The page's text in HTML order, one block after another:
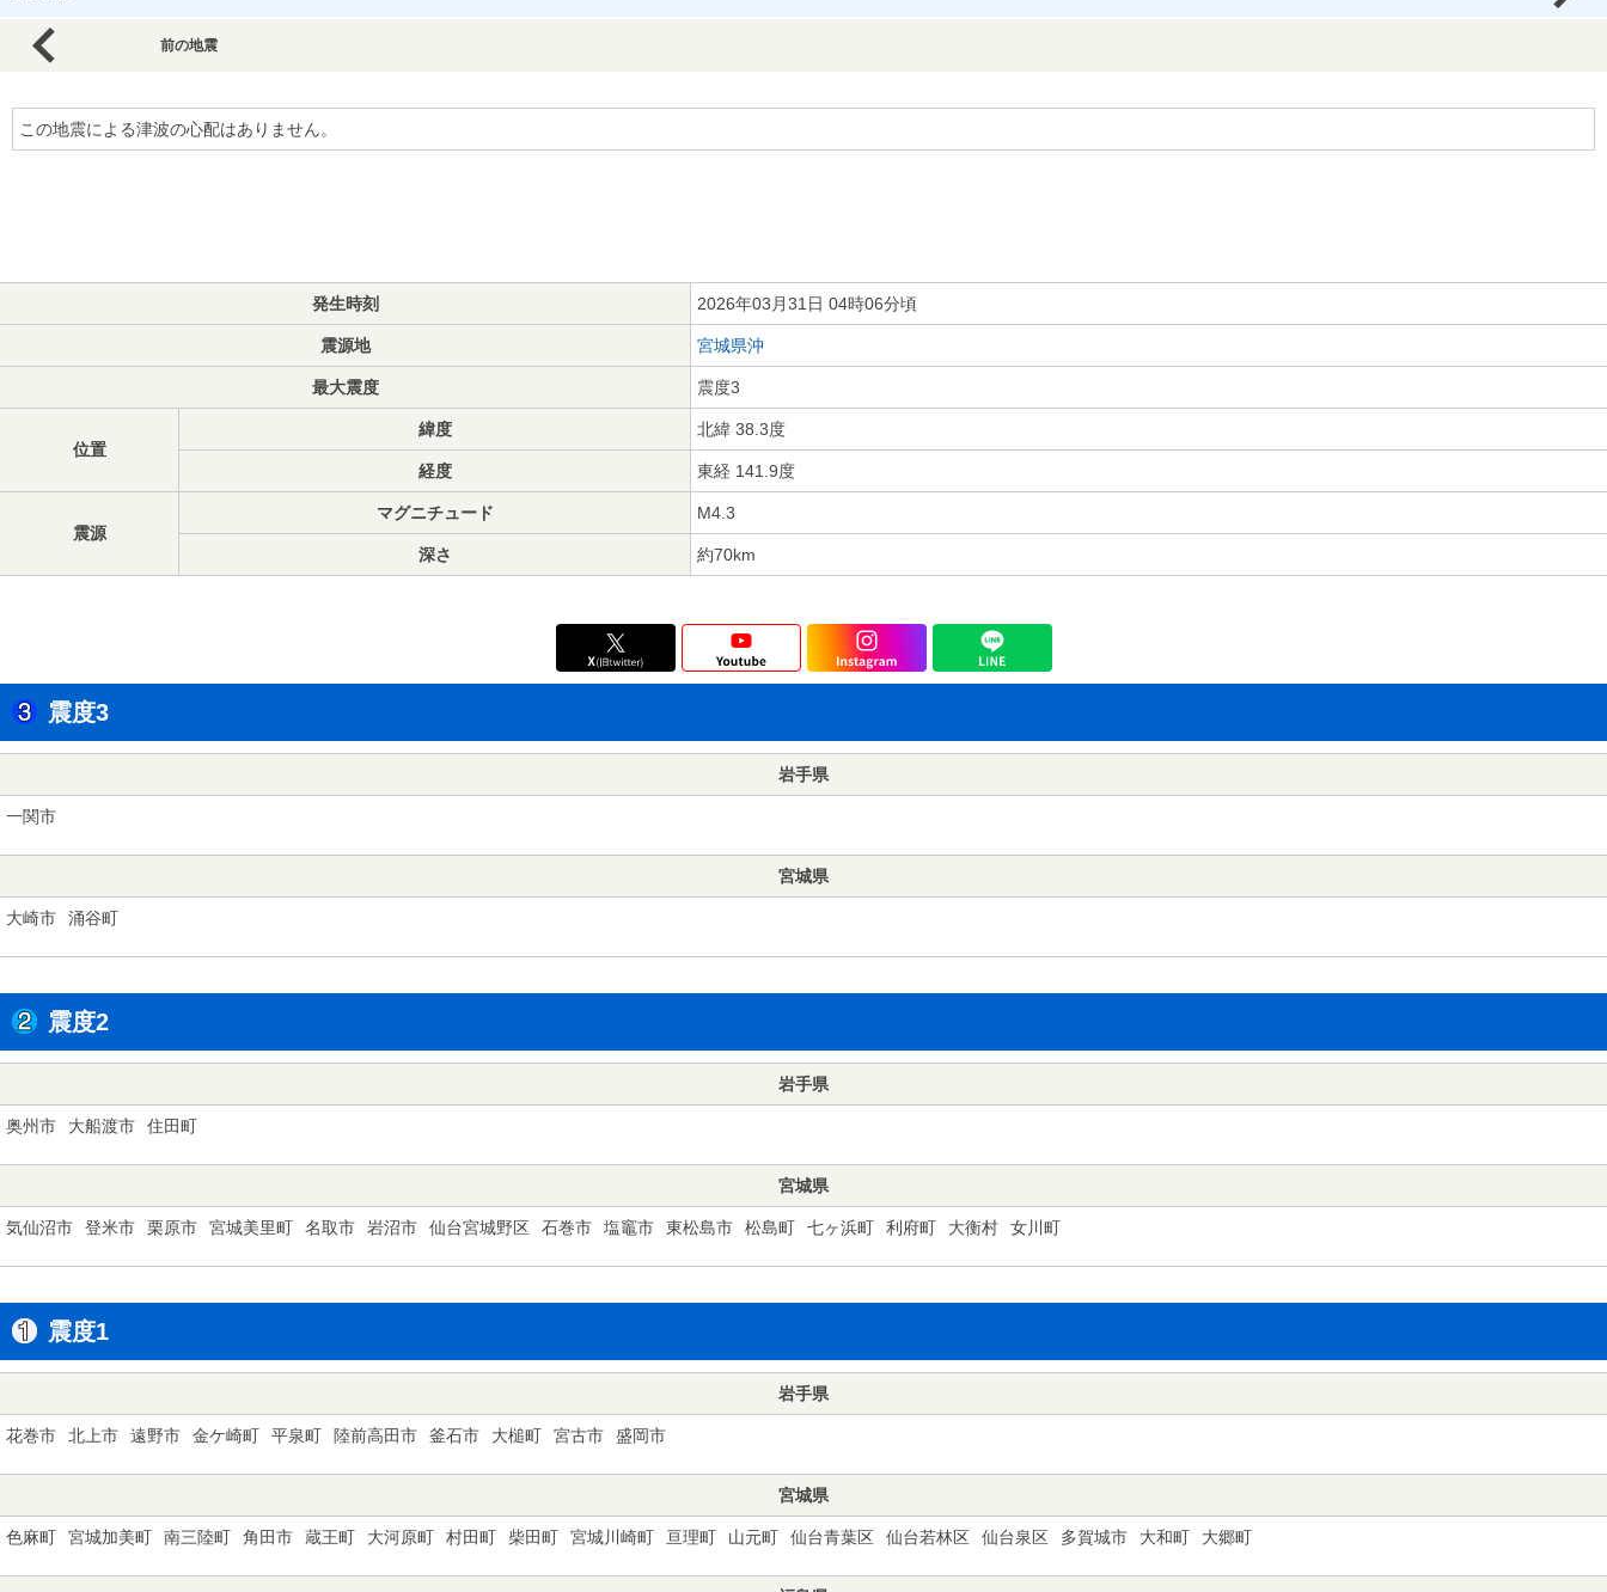
前の地震
この地震による津波の心配はありません。
発生時刻 2026年03月31日 04時06分頃
震源地 宮城県沖
最大震度 震度3
位置
緯度 北緯 38.3度
経度 東経 141.9度
震源
マグニチュード M4.3
深さ 約70km
震度3
岩手県
一関市
宮城県
大崎市 涌谷町
震度2
岩手県
奥州市 大船渡市 住田町
宮城県
気仙沼市 登米市 栗原市 宮城美里町 名取市 岩沼市 仙台宮城野区 石巻市 塩竈市 東松島市 松島町 七ヶ浜町 利府町 大衡村 女川町
震度1
岩手県
花巻市 北上市 遠野市 金ケ崎町 平泉町 陸前高田市 釜石市 大槌町 宮古市 盛岡市
宮城県
色麻町 宮城加美町 南三陸町 角田市 蔵王町 大河原町 村田町 柴田町 宮城川崎町 亘理町 山元町 仙台青葉区 仙台若林区 仙台泉区 多賀城市 大和町 大郷町